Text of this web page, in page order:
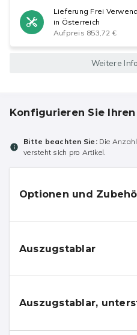
Lieferung Frei
in Österreich
Aufpreis 853,72 €
Weitere
Konfigurieren Sie
Bitte beachten Sie:Die
versteht sich pro Artikel.
Optionen und
Auszugstablar
Auszugstablar,